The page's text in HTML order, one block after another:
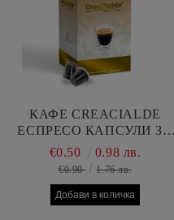
КАФЕ CREACIALDE
ЕСПРЕСО КАПСУЛИ ЗА
НЕСПРЕСО МАШИНА
€0.50 0.98 лв.
€0.90 1.76 лв.